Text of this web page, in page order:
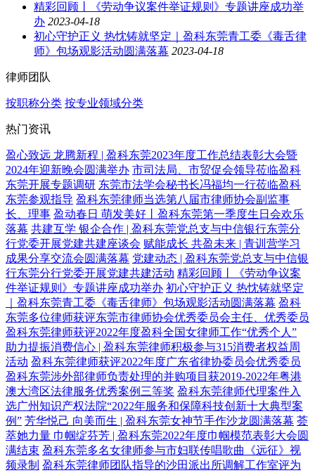
精彩回顾丨《劳动争议案件举证规则》专题讲座成功举
办 2023-04-18
初心守护正义 热忱铸就坚定｜盈科东莞青工委《毒舌律
师》包场观影活动圆满落幕 2023-04-18
律师团队
按职称分类 按专业领域分类
热门资讯
盈心致远 龙腾新程 | 盈科东莞2023年度工作总结表彰大会暨
2024年迎新晚会圆满举办 市司法局、市贸促会领导莅临盈科
东莞开展专题调研 东莞市法学会秘书长冯福均一行莅临盈科
东莞参观指导 盈科东莞律师当选第八届市律师协会副监事
长、理事 盈动春日 萌发美好丨盈科东莞第一季度生日会欢乐
落幕 共建互学 银企合作 | 盈科东莞党总支与中信银行东莞分
行党委开展党建共建座谈会 赋能成长 共盈未来 | 青训营学习
成果分享交流会圆满落幕 党建动态 | 盈科东莞党总支与中信银
行东莞分行党委开展党建共建活动 精彩回顾丨《劳动争议案
件举证规则》专题讲座成功举办 初心守护正义 热忱铸就坚定
｜盈科东莞青工委《毒舌律师》包场观影活动圆满落幕 盈科
东莞多位律师获评东莞市律师协会优秀委员会主任、优秀委员
盈科东莞律师获评2022年度盈科全国女律师工作“优秀个人”
助力提振消费信心 | 盈科东莞律师积极参与315消费者权益周
活动 盈科东莞律师获评2022年度广东省律协委员会优秀委员
盈科东莞涉外部律师负责处理的并购项目获2019-2022年粤港
澳大湾区法律服务优秀案例三等奖 盈科东莞律师代理案件入
选广州知识产权法院“2022年服务和保障科技创新十大典型案
例” 芳华悦己 向美而生 | 盈科东莞女神节手作沙龙圆满落幕 荟
萃她力量 巾帼绽芬芳 | 盈科东莞2022年度巾帼模范表彰大会圆
满结束 盈科东莞多名女律师参与市妇联传唱歌曲《远征》视
频录制 盈科东莞律师团队指导的沙田派出所调解工作室评为